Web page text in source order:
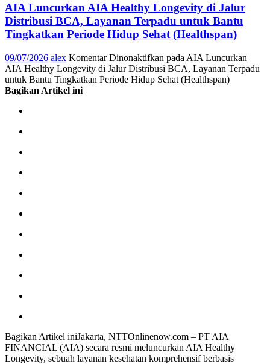
AIA Luncurkan AIA Healthy Longevity di Jalur
Distribusi BCA, Layanan Terpadu untuk Bantu
Tingkatkan Periode Hidup Sehat (Healthspan)
09/07/2026 alex Komentar Dinonaktifkan pada AIA Luncurkan
AIA Healthy Longevity di Jalur Distribusi BCA, Layanan Terpadu
untuk Bantu Tingkatkan Periode Hidup Sehat (Healthspan)
Bagikan Artikel ini
Bagikan Artikel iniJakarta, NTTOnlinenow.com – PT AIA
FINANCIAL (AIA) secara resmi meluncurkan AIA Healthy
Longevity, sebuah layanan kesehatan komprehensif berbasis